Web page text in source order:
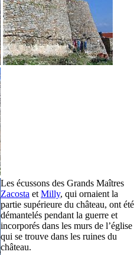
Les écussons des Grands Maîtres
Zacosta et Milly, qui ornaient la
partie supérieure du château, ont été
démantelés pendant la guerre et
incorporés dans les murs de l’église
qui se trouve dans les ruines du
château.